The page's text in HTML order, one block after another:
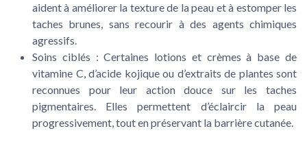
aident à améliorer la texture de la peau et à estomper les
taches brunes, sans recourir à des agents chimiques
agressifs.
Soins ciblés : Certaines lotions et crèmes à base de
vitamine C, d’acide kojique ou d’extraits de plantes sont
reconnues pour leur action douce sur les taches
pigmentaires. Elles permettent d’éclaircir la peau
progressivement, tout en préservant la barrière cutanée.